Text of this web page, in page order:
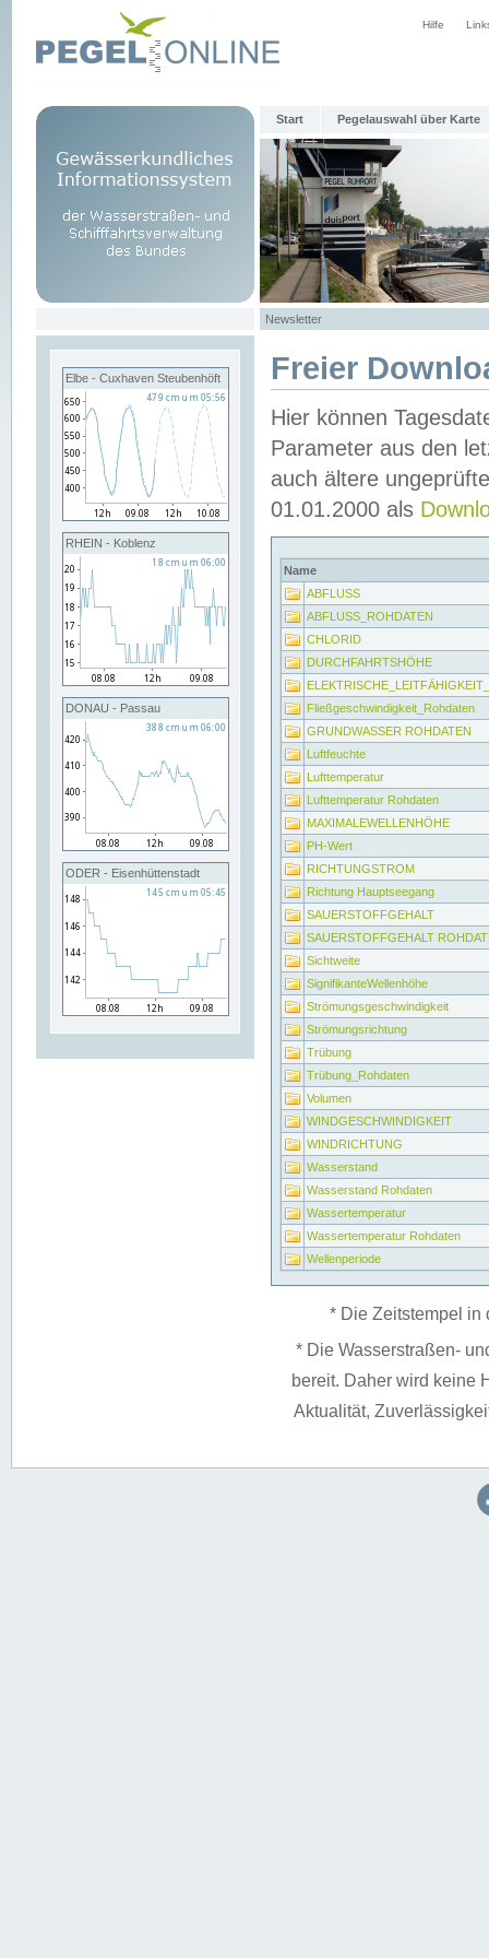
Hilfe
Start Pegelauswahl über Karte
Newsletter
Elbe - Cuxhaven Steubenhöft
RHEIN - Koblenz
DONAU - Passau
ODER - Eisenhüttenstadt
Freier
Hier können
Parameter aus den
auch ältere
01.01.2000 als
Name
ABFLUSS
ABFLUSS_ROHDATEN
CHLORID
DURCHFAHRTSHÖHE
Fließgeschwindigkeit_Rohdaten
GRUNDWASSER ROHDATEN
Luftfeuchte
Lufttemperatur
Lufttemperatur Rohdaten
MAXIMALEWELLENHÖHE
PH-Wert
RICHTUNGSTROM
Richtung Hauptseegang
SAUERSTOFFGEHALT
SAUERSTOFFGEHALT
Sichtweite
SignifikanteWellenhöhe
Strömungsgeschwindigkeit
Strömungsrichtung
Trübung
Trübung_Rohdaten
Volumen
WINDGESCHWINDIGKEIT
WINDRICHTUNG
Wasserstand
Wasserstand Rohdaten
Wassertemperatur
Wassertemperatur Rohdaten
Wellenperiode
* Die Zeitstempel in
* Die Wasserstraßen-
bereit. Daher wird keine
Aktualität,